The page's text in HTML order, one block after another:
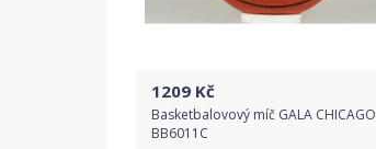
1209 Kč
Basketbalovový míč GALA CHICAGO
BB6011C